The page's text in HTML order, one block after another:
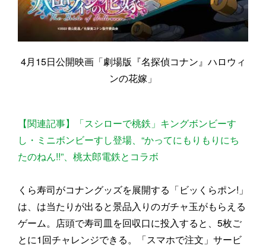
4月15日公開映画「劇場版『名探偵コナン』ハロウィ
ンの花嫁」
【関連記事】「スシローで桃鉄」キングボンビーす
し・ミニボンビーすし登場、“かってにもりもりにち
たのねん!!”、桃太郎電鉄とコラボ
くら寿司がコナングッズを展開する「ビッくらポン!」
は、は当たりが出ると景品入りのガチャ玉がもらえる
ゲーム。店頭で寿司皿を回収口に投入すると、5枚ご
とに1回チャレンジできる。「スマホで注文」サービ